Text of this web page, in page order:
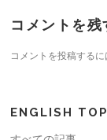
コメントを残
コメントを投稿するに
ENGLISH